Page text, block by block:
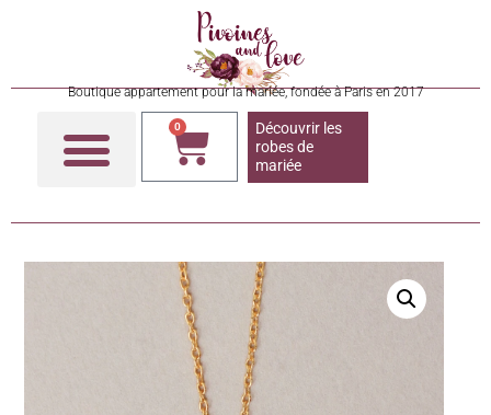
Boutique appartement pour la mariée, fondée à Paris en 2017
0
Découvrir les
robes de
mariée